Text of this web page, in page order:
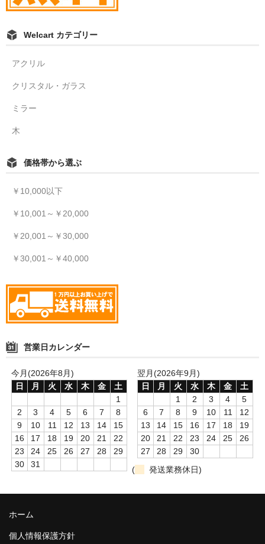
Welcart カテゴリー
アクリル
クリスタル・ガラス
ミラー
木
価格帯から選ぶ
￥10,000以下
￥10,001～￥20,000
￥20,001～￥30,000
￥30,001～￥40,000
営業日カレンダー
今月(2026年8月)
日
月 火 水 木 金
土
1
2
3 4 5 6 7
8
9
10 11 12 13 14
15
16
17 18 19 20 21
22
23
24 25 26 27 28
29
30
31
翌月(2026年9月)
日
月 火 水 木 金
土
1
2 3 4
5
6
7 8 9 10 11
12
13
14 15 16 17 18
19
20
21 22 23 24 25
26
27
28 29
30
(
発送業務休日)
ホーム
個人情報保護方針